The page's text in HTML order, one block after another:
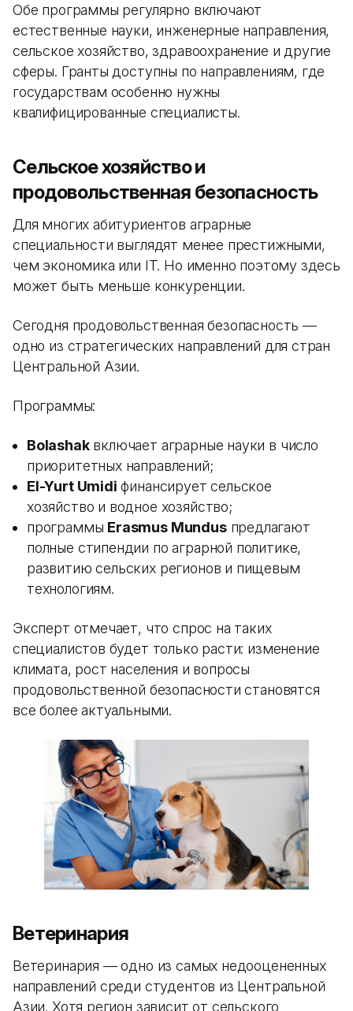
Обе программы регулярно включают
естественные науки, инженерные направления,
сельское хозяйство, здравоохранение и другие
сферы. Гранты доступны по направлениям, где
государствам особенно нужны
квалифицированные специалисты.
Сельское хозяйство и
продовольственная безопасность
Для многих абитуриентов аграрные
специальности выглядят менее престижными,
чем экономика или IT. Но именно поэтому здесь
может быть меньше конкуренции.
Сегодня продовольственная безопасность —
одно из стратегических направлений для стран
Центральной Азии.
Программы:
Bolashakвключает аграрные науки в число
приоритетных направлений;
El-Yurt Umidi финансирует сельское
хозяйство и водное хозяйство;
программы Erasmus Mundusпредлагают
полные стипендии по аграрной политике,
развитию сельских регионов и пищевым
технологиям.
Эксперт отмечает, что спрос на таких
специалистов будет только расти: изменение
климата, рост населения и вопросы
продовольственной безопасности становятся
все более актуальными.
Ветеринария
Ветеринария — одно из самых недооцененных
направлений среди студентов из Центральной
Азии. Хотя регион зависит от сельского